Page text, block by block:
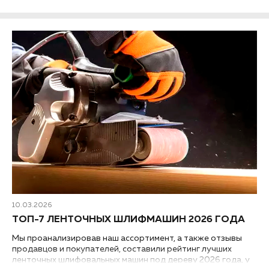
10.03.2026
ТОП-7 ЛЕНТОЧНЫХ ШЛИФМАШИН 2026 ГОДА
Мы проанализировав наш ассортимент, а также отзывы
продавцов и покупателей, составили рейтинг лучших
ленточных шлифовальных машин под дереву 2026 года, у